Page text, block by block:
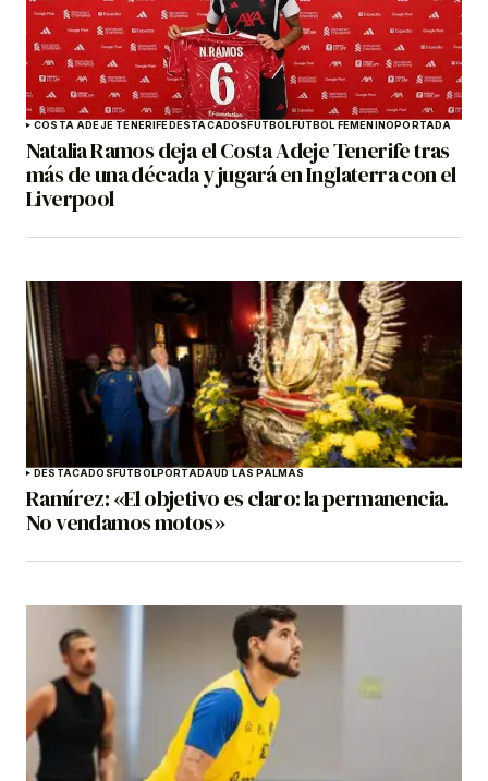
COSTA ADEJE TENERIFEDESTACADOSFÚTBOLFÚTBOL FEMENINOPORTADA
Natalia Ramos deja el Costa Adeje Tenerife tras
más de una década y jugará en Inglaterra con el
Liverpool
DESTACADOSFÚTBOLPORTADAUD LAS PALMAS
Ramírez: «El objetivo es claro: la permanencia.
No vendamos motos»